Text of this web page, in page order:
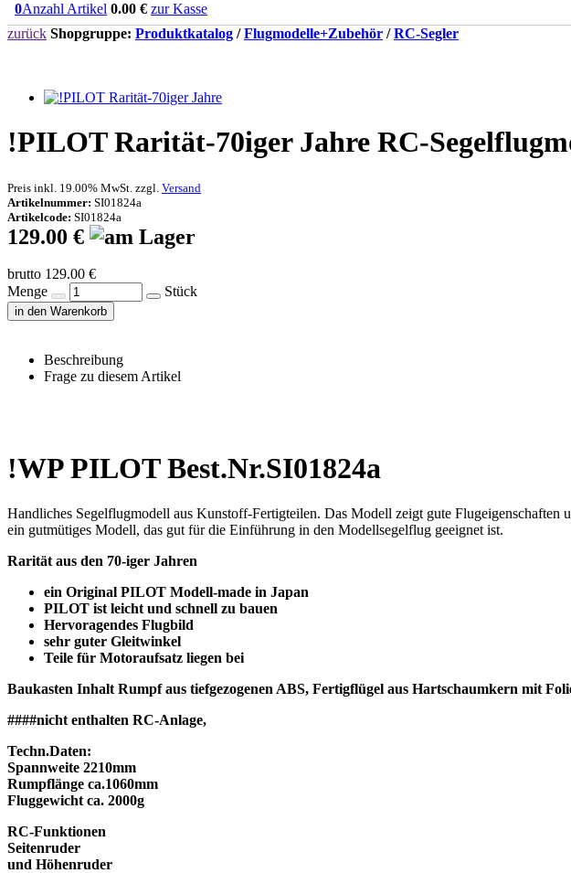
0Anzahl Artikel 0.00 € zur Kasse
zurück Shopgruppe: Produktkatalog /Flugmodelle+Zubehör /RC-Segler
!PILOT Rarität-70iger Jahre RC-
Preis inkl. 19.00% MwSt. zzgl. Versand
Artikelnummer: SI01824a
Artikelcode: SI01824a
129.00 €
brutto 129.00 €
Menge
Stück
in den Warenkorb
Beschreibung
Frage zu diesem Artikel
!WP PILOT Best.Nr.SI01824a
Handliches Segelflugmodell aus Kunstoff-Fertigteilen. Das Modell zeigt gute Flugeigenschaften
ein gutmütiges Modell, das gut für die Einführung in den Modellsegelflug geeignet ist.
Rarität aus den 70-iger Jahren
ein Original PILOT Modell-made in Japan
PILOT ist leicht und schnell zu bauen
Hervoragendes Flugbild
sehr guter Gleitwinkel
Teile für Motoraufsatz liegen bei
Baukasten Inhalt Rumpf aus tiefgezogenen ABS, Fertigflügel aus Hartschaumkern mit
####nicht enthalten RC-Anlage,
Techn.Daten:
Spannweite 2210mm
Rumpflänge ca.1060mm
Fluggewicht ca. 2000g
RC-Funktionen
Seitenruder
und Höhenruder